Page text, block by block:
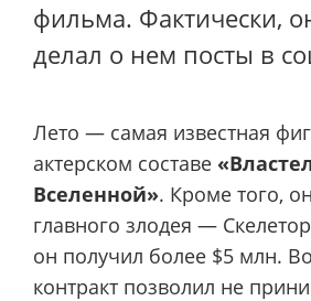
фильма. Фактически,
делал о нем посты в
Лето — самая известная
актерском составе
Вселенной». Кроме того,
главного злодея —
он получил более $5 млн.
контракт позволил не